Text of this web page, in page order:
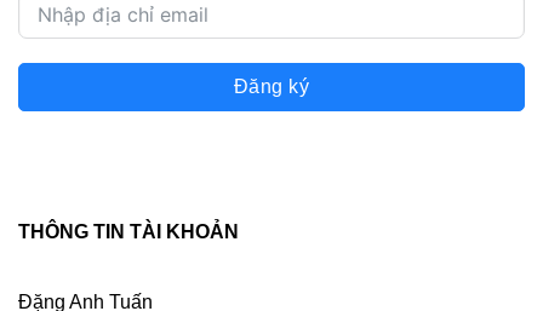
Đăng ký
THÔNG TIN TÀI KHOẢN
Đặng Anh Tuấn